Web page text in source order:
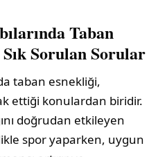
Taban
Sorulan Sorular
taban esnekliği,
ettiği konulardan biridir.
doğrudan etkileyen
spor yaparken, uygun